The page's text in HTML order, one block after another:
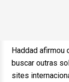
Haddad afirmou
buscar outras
sites